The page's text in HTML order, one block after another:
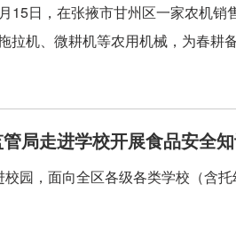
15日，在张掖市甘州区一家农机
拉机、微耕机等农用机械，为春耕
局走进学校开展食品安全
园，面向全区各级各类学校（含